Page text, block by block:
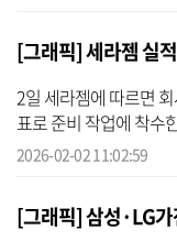
[그래픽] 세라젬 실
2일 세라젬에 따르면
표로 준비 작업에 착수
성공적으로 안착시키기
2026-02-02 11:02:59
[그래픽] 삼성·LG